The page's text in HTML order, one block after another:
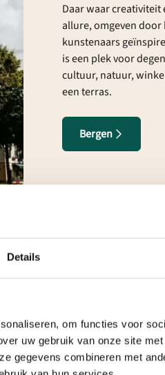
Details
om functies voor
uw gebruik van onze site
gegevens combineren met
Daar waar
allure, omgeven door
kunstenaars
is een plek voor
cultuur, natuur,
een terras.
Bergen